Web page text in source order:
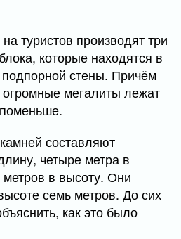
туристов производят три
которые находятся в
стены. Причём
мегалиты лежат
составляют
четыре метра в
в высоту. Они
семь метров. До сих
как это было